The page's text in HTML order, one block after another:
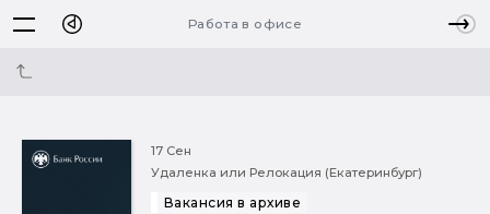
Работа в офисе
17 Сен
Удаленка или Релокация (Екатеринбург)
Вакансия в архиве